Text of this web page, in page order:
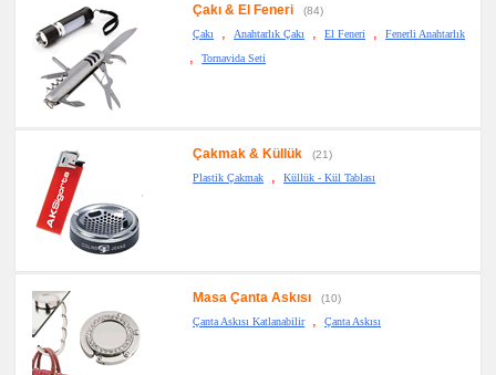
Çakı & El Feneri
(84)
Çakı
, Anahtarlık Çakı , El Feneri , Fenerli Anahtarlık
, Tornavida Seti
Çakmak & Küllük
(21)
Plastik Çakmak
, Küllük - Kül Tablası
Masa Çanta Askısı
(10)
Çanta Askısı Katlanabilir
, Çanta Askısı
promosyon
Kalem
Seti
promosyon
Kalemlik
promosyon
Radyo
promosyon
Takvim
&
Bloknot
promosyon
&
Para
Tabağı
promosyon